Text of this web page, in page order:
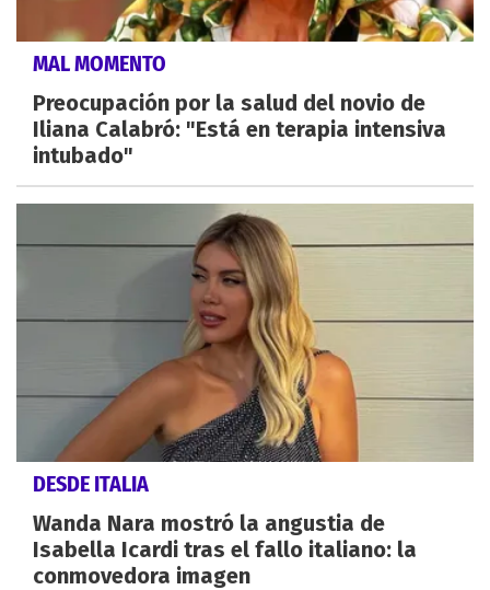
MAL MOMENTO
Preocupación por la salud del novio de
Iliana Calabró: "Está en terapia intensiva
intubado"
DESDE ITALIA
Wanda Nara mostró la angustia de
Isabella Icardi tras el fallo italiano: la
conmovedora imagen